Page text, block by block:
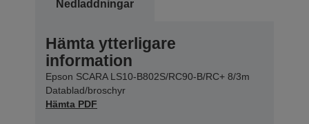
Nedladdningar
Hämta ytterligare
information
Epson SCARA LS10-B802S/RC90-B/RC+ 8/3m
Datablad/broschyr
Hämta PDF